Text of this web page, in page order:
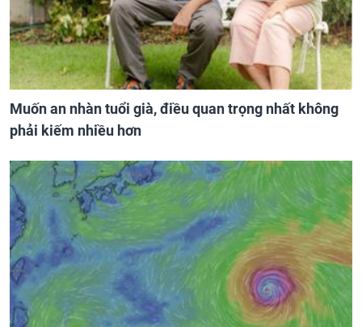
Muốn an nhàn tuổi già, điều quan trọng nhất không
phải kiếm nhiều hơn